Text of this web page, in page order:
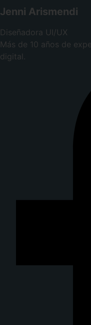
Jenni Arismendi
Diseñadora UI/UX
Más de 10 años de
digital.